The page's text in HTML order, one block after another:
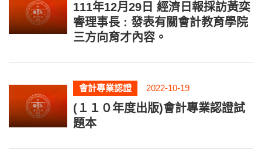
111年12月29日 經濟日報採訪黃奕
睿理事長 : 發表有關會計教育學院
三方向育才內容。
會計專業認證 2022-10-19
(１１０年度出版)會計專業認證試
題本